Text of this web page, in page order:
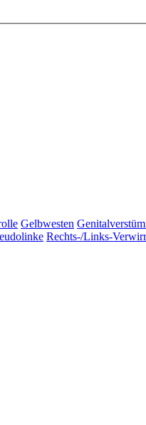
Gelbwesten
Rechts-/Links-